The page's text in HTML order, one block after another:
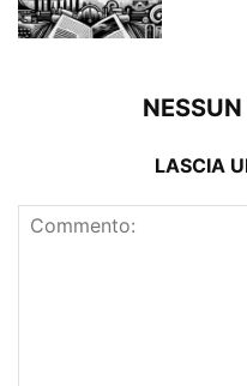
LASCIA